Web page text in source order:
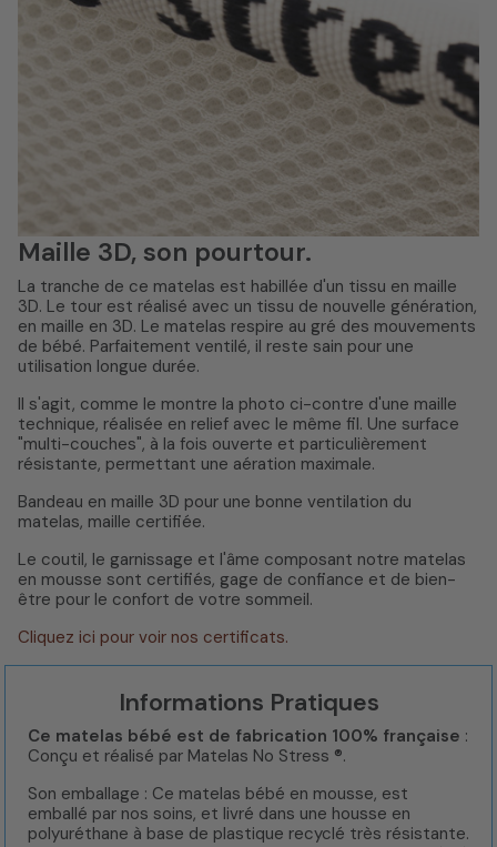
Maille 3D, son pourtour.
La tranche de ce matelas est habillée d'un tissu en maille
3D. Le tour est réalisé avec un tissu de nouvelle génération,
en maille en 3D. Le matelas respire au gré des mouvements
de bébé. Parfaitement ventilé, il reste sain pour une
utilisation longue durée.
Il s'agit, comme le montre la photo ci-contre d'une maille
technique, réalisée en relief avec le même fil. Une surface
"multi-couches", à la fois ouverte et particulièrement
résistante, permettant une aération maximale.
Bandeau en maille 3D pour une bonne ventilation du
matelas, maille certifiée.
Le coutil, le garnissage et l'âme composant notre matelas
en mousse sont certifiés, gage de confiance et de bien-
être pour le confort de votre sommeil.
Cliquez ici pour voir nos certificats.
Informations Pratiques
Ce matelas bébé est de fabrication 100% française :
Conçu et réalisé par Matelas No Stress ®.
Son emballage : Ce matelas bébé en mousse, est
emballé par nos soins, et livré dans une housse en
polyuréthane à base de plastique recyclé très résistante.